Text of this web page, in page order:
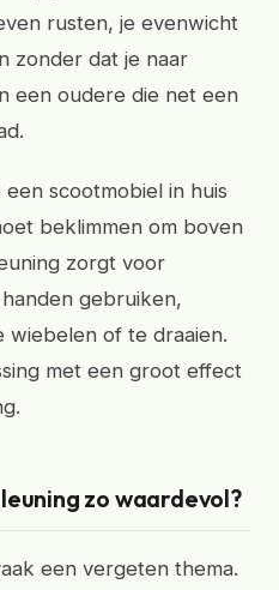
rusten, je evenwicht
zonder dat je naar
een oudere die net een
scootmobiel in huis
beklimmen om boven
zorgt voor
gebruiken,
of te draaien.
met een groot effect
zo waardevol?
een vergeten thema.